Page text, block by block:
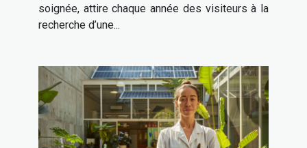
soignée, attire chaque année des visiteurs à la
recherche d’une...